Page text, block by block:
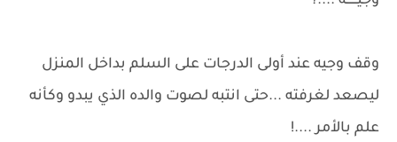
وقف وجيه عند أولى الدرجات على السلم بداخل المنزل
ليصعد لغرفته ...حتى انتبه لصوت والده الذي يبدو وكأنه
علم بالأمر ....!